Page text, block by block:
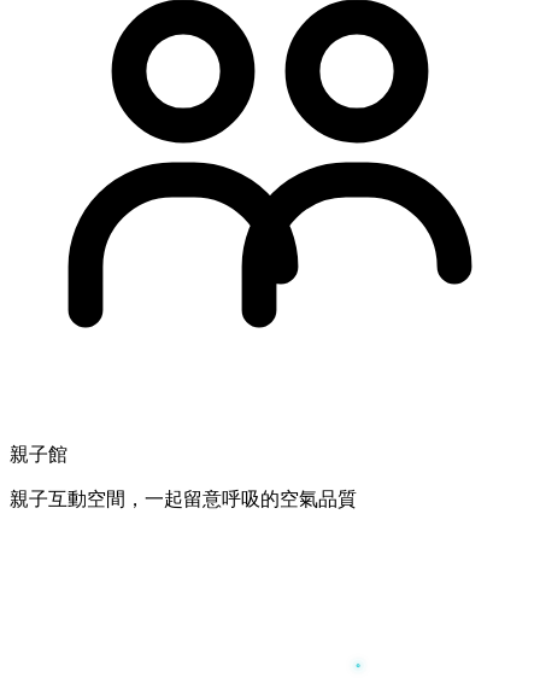
親子館
親子互動空間，一起留意呼吸的空氣品質